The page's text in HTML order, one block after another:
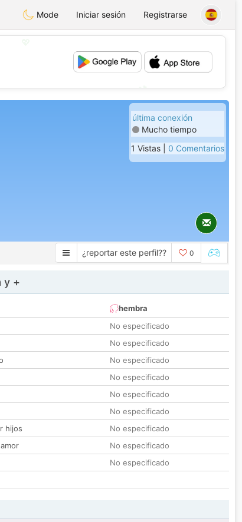
Mode Iniciar sesión Registrarse
última conexión
Mucho tiempo
1 Vistas | 0 Comentarios
¿reportar este perfil?? 0
y +
hembra
No especificado
No especificado
No especificado
No especificado
No especificado
No especificado
hijos
No especificado
No especificado
No especificado